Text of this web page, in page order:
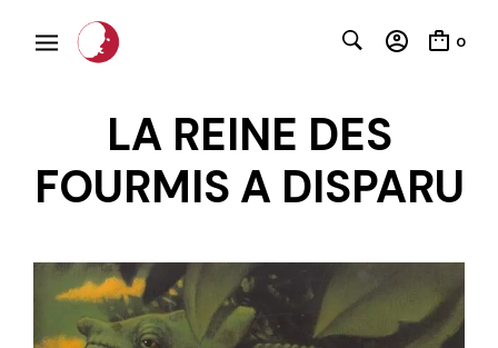
0
LA REINE DES
FOURMIS A DISPARU